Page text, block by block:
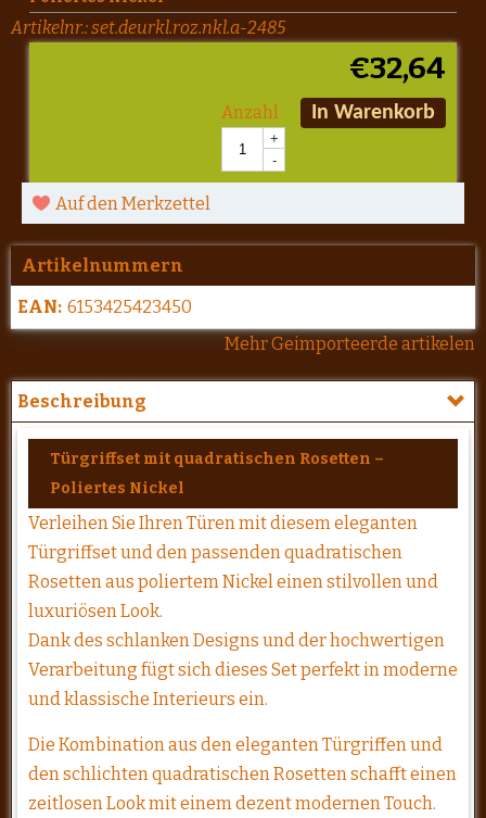
Artikelnr.:set.deurkl.roz.nkl.a-2485
€32,64
Anzahl
+
-
In Warenkorb
Auf den Merkzettel
Artikelnummern
EAN: 6153425423450
Mehr Geimporteerde artikelen
Beschreibung
Türgriffset mit quadratischen Rosetten –
Poliertes Nickel
Verleihen Sie Ihren Türen mit diesem eleganten
Türgriffset und den passenden quadratischen
Rosetten aus poliertem Nickel einen stilvollen und
luxuriösen Look.
Dank des schlanken Designs und der hochwertigen
Verarbeitung fügt sich dieses Set perfekt in moderne
und klassische Interieurs ein.
Die Kombination aus den eleganten Türgriffen und
den schlichten quadratischen Rosetten schafft einen
zeitlosen Look mit einem dezent modernen Touch.